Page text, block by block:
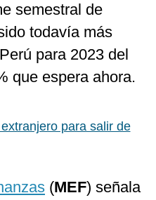
semestral de
todavía más
para 2023 del
que espera ahora.
para salir de
(MEF) señala